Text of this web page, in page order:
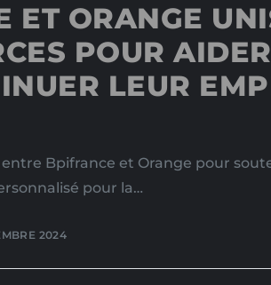
ET ORANGE
POUR
LEUR
Bpifrance et Orange pour
pour la…
2024